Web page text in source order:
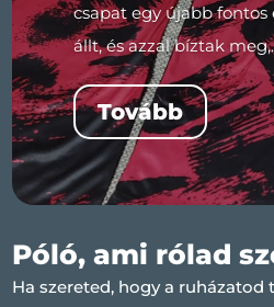
csapat egy újabb
állt, és azzal bíztak
Tovább
Póló, ami rólad
Ha szereted, hogy a